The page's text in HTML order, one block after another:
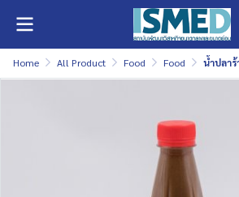
Home All Product Food Food น้ำปลา